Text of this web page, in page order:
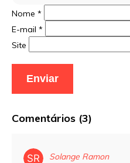
Nome *
E-mail *
Site
Comentários (3)
Solange Ramon